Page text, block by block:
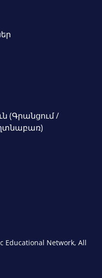
(Գրանցում /
Educational Network, All